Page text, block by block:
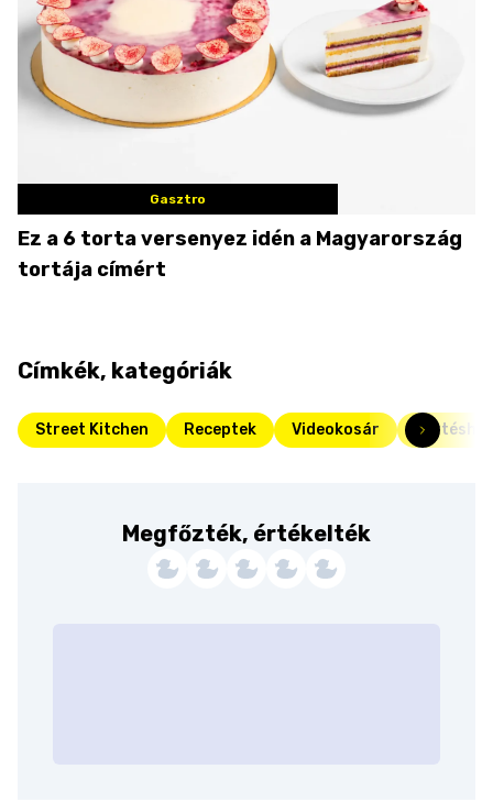
Gasztro
Ez a 6 torta versenyez idén a Magyarország
tortája címért
Címkék, kategóriák
Street Kitchen Receptek Videokosár
Megfőzték, értékelték